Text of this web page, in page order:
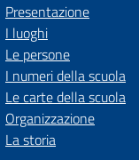
Presentazione
I luoghi
Le persone
I numeri della scuola
Le carte della scuola
Organizzazione
La storia